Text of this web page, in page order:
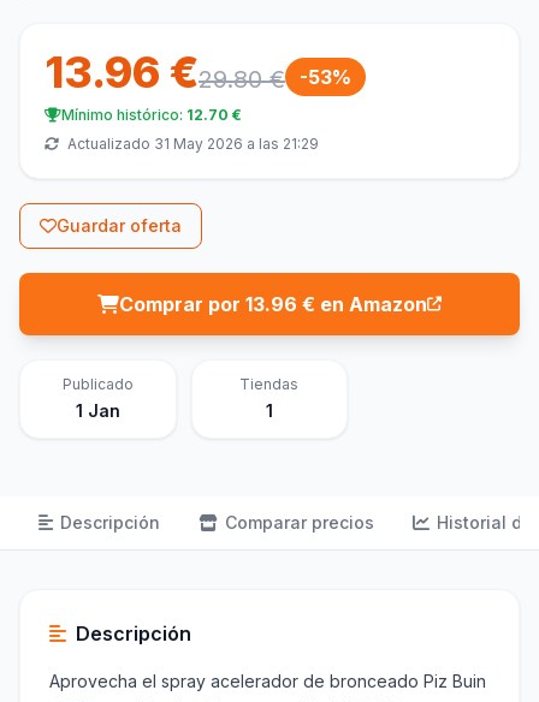
13.96 €29.80 € -53%
Mínimo histórico: 12.70 €
Actualizado 31 May 2026 a las 21:29
Guardar oferta
Comprar por 13.96 € en Amazon
Publicado
1 Jan
Tiendas
1
Descripción Comparar precios Historial de
Descripción
Aprovecha el spray acelerador de bronceado Piz Buin